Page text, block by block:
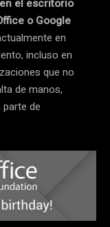
el escritorio
o Google
en
incluso en
que no
de manos,
de